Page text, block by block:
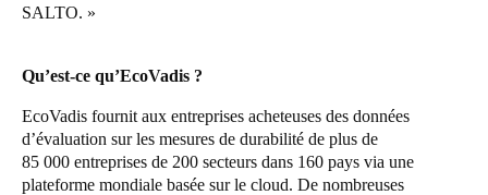
DanskereEnglish
Norway
NorskEnglish
SALTO. »
Qu’est-ce qu’EcoVadis ?
EcoVadis fournit aux entreprises acheteuses des données
d’évaluation sur les mesures de durabilité de plus de
85 000 entreprises de 200 secteurs dans 160 pays via une
plateforme mondiale basée sur le cloud. De nombreuses